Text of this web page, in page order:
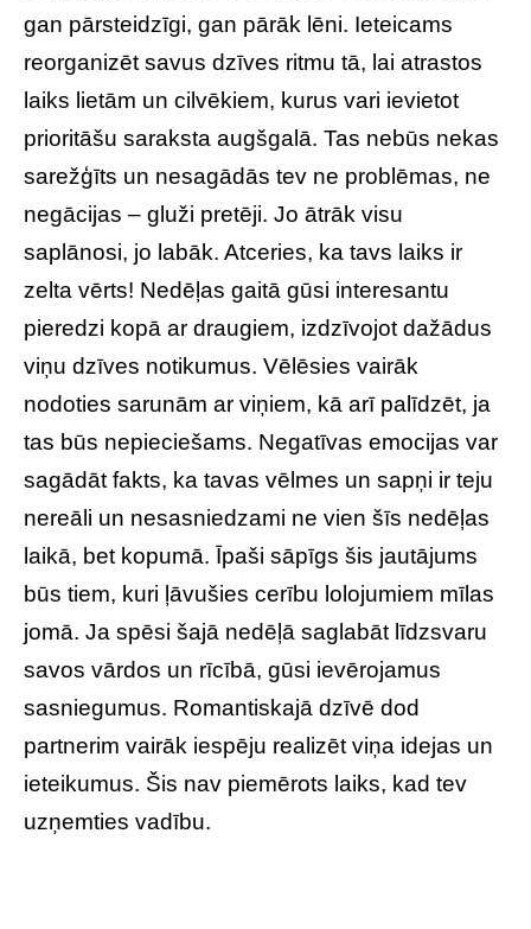
gan pārsteidzīgi, gan pārāk lēni. Ieteicams
reorganizēt savus dzīves ritmu tā, lai atrastos
laiks lietām un cilvēkiem, kurus vari ievietot
prioritāšu saraksta augšgalā. Tas nebūs nekas
sarežģīts un nesagādās tev ne problēmas, ne
negācijas – gluži pretēji. Jo ātrāk visu
saplānosi, jo labāk. Atceries, ka tavs laiks ir
zelta vērts! Nedēļas gaitā gūsi interesantu
pieredzi kopā ar draugiem, izdzīvojot dažādus
viņu dzīves notikumus. Vēlēsies vairāk
nodoties sarunām ar viņiem, kā arī palīdzēt, ja
tas būs nepieciešams. Negatīvas emocijas var
sagādāt fakts, ka tavas vēlmes un sapņi ir teju
nereāli un nesasniedzami ne vien šīs nedēļas
laikā, bet kopumā. Īpaši sāpīgs šis jautājums
būs tiem, kuri ļāvušies cerību lolojumiem mīlas
jomā. Ja spēsi šajā nedēļā saglabāt līdzsvaru
savos vārdos un rīcībā, gūsi ievērojamus
sasniegumus. Romantiskajā dzīvē dod
partnerim vairāk iespēju realizēt viņa idejas un
ieteikumus. Šis nav piemērots laiks, kad tev
uzņemties vadību.